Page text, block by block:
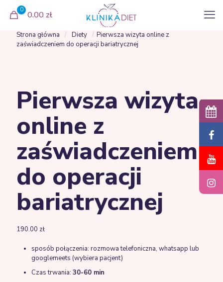
0 0.00 zł
Strona główna / Diety / Pierwsza wizyta online z
zaświadczeniem do operacji bariatrycznej
Pierwsza wizyta
online z
zaświadczeniem
do operacji
bariatrycznej
190.00 zł
sposób połączenia: rozmowa telefoniczna, whatsapp lub
googlemeets (wybiera pacjent)
Czas trwania: 30-60 min